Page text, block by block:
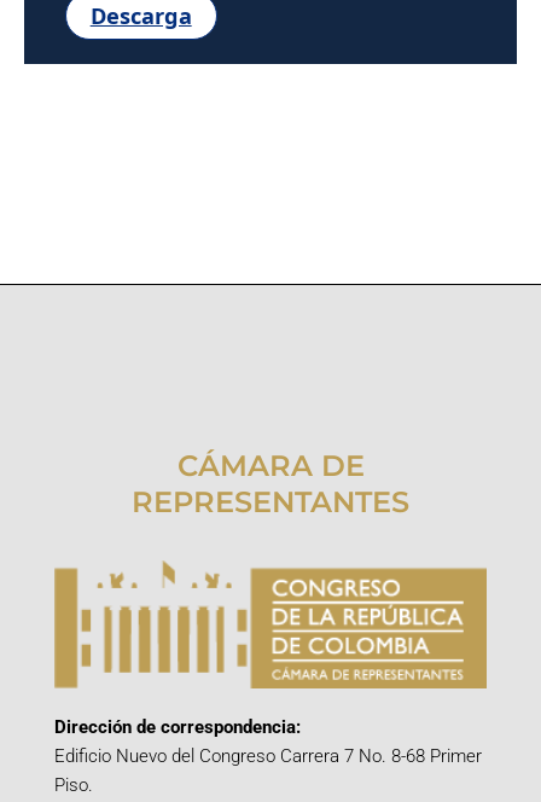
Descarga
CÁMARA DE
REPRESENTANTES
Dirección de correspondencia:
Edificio Nuevo del Congreso Carrera 7 No. 8-68 Primer
Piso.